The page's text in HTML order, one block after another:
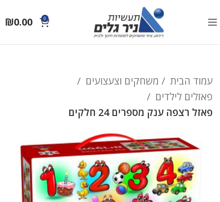
0
₪0.00
עמוד הבית
משחקים וצעצועים
פאזלים לילדים
פאזל רצפה ענק מספרים 24 חלקים